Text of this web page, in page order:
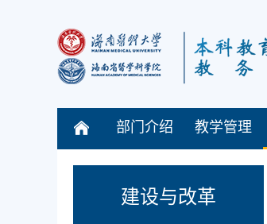
部门介绍 教学管理
建设与改革